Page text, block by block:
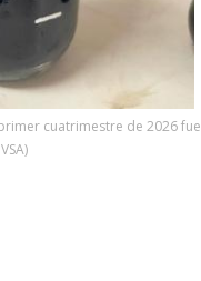
cuatrimestre de 2026 fue